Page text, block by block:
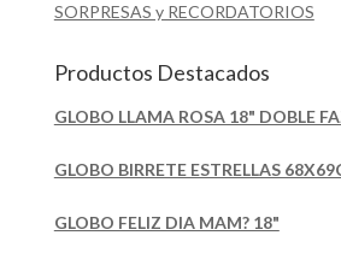
SORPRESAS y RECORDATORIOS
Productos Destacados
GLOBO LLAMA ROSA 18" DOBLE
GLOBO BIRRETE ESTRELLAS
GLOBO FELIZ DIA MAM? 18"